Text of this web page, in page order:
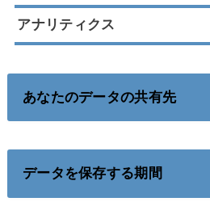
アナリティクス
あなたのデータの共有先
データを保存する期間